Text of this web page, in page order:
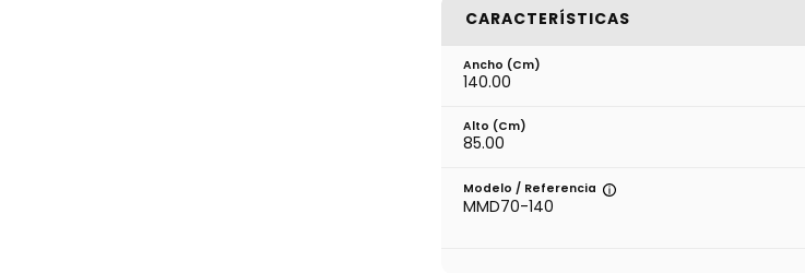
CARACTERÍSTICAS
Ancho (cm)
140.00
Alto (cm)
85.00
Modelo / Referencia
MMD70-140